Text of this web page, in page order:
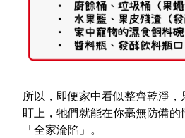
所以，即便家中看似整齊乾淨
盯上，牠們就能在你毫無防備
「全家淪陷」。